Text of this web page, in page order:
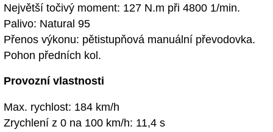
Největší točivý moment: 127 N.m při 4800 1/min.
Palivo: Natural 95
Přenos výkonu: pětistupňová manuální převodovka.
Pohon předních kol.
Provozní vlastnosti
Max. rychlost: 184 km/h
Zrychlení z 0 na 100 km/h: 11,4 s